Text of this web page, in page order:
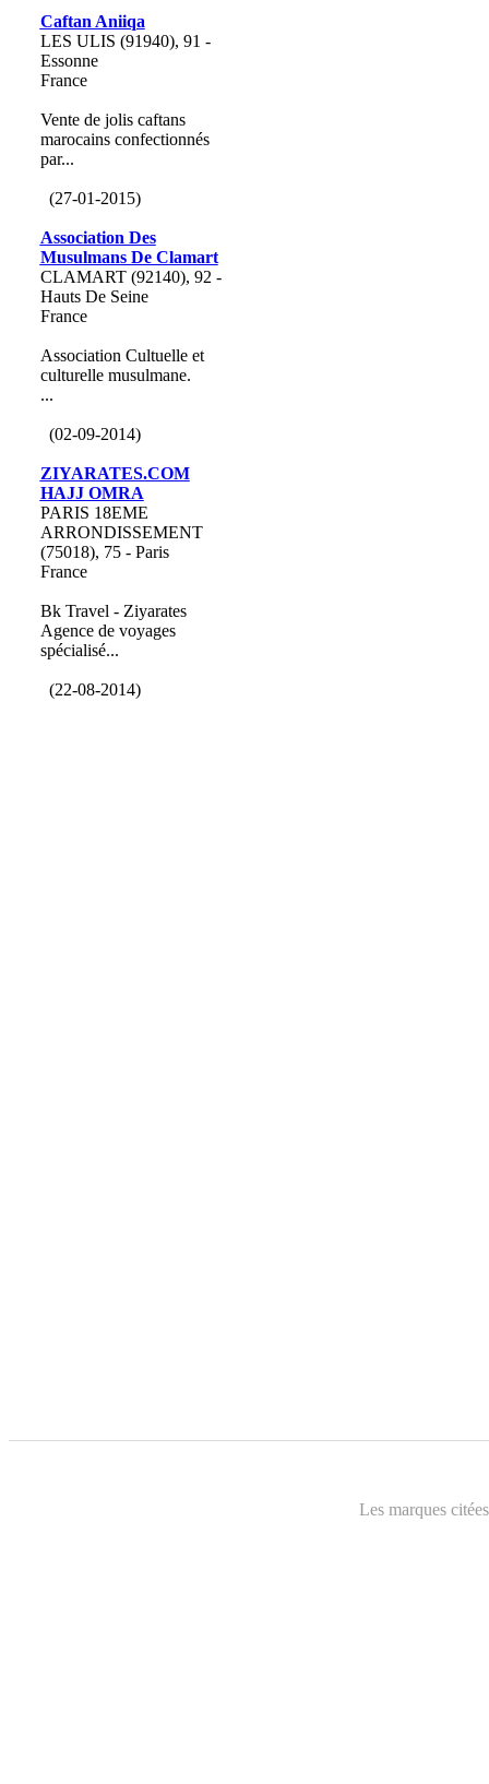
Caftan Aniiqa
LES ULIS (91940), 91 -
Essonne
France
Vente de jolis caftans
marocains confectionnés
par...
(27-01-2015)
Association Des
Musulmans De Clamart
CLAMART (92140), 92 -
Hauts De Seine
France
Association Cultuelle et
culturelle musulmane.
...
(02-09-2014)
ZIYARATES.COM
HAJJ OMRA
PARIS 18EME
ARRONDISSEMENT
(75018), 75 - Paris
France
Bk Travel - Ziyarates
Agence de voyages
spécialisé...
(22-08-2014)
Les marques